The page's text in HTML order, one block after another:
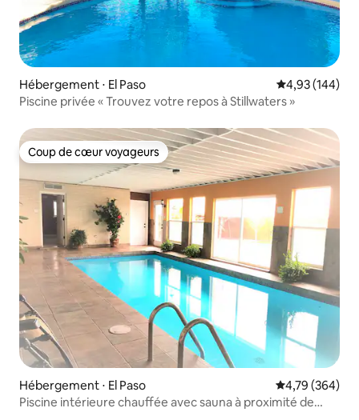
Hébergement ⋅ El Paso Évaluation
4,93 (144)
Piscine privée « Trouvez votre repos à Stillwaters »
Coup de cœur voyageurs
Coup de cœur voyageurs
Hébergement ⋅ El Paso Évaluation
4,79 (364)
Piscine intérieure chauffée avec sauna à proximité de